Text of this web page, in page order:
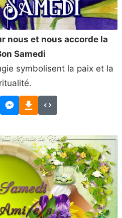
nous et nous accorde la
Samedi
symbolisent la paix et la